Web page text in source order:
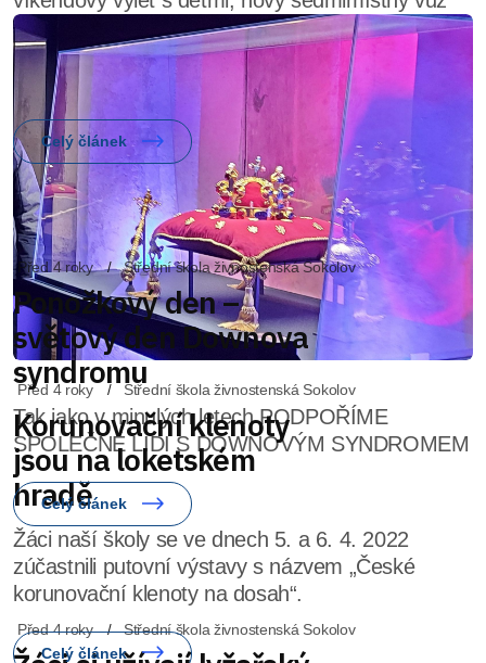
Před 4 roky Střední škola živnostenská Sokolov
Korunovační klenoty
jsou na loketském
hradě
Žáci naší školy se ve dnech 5. a 6. 4. 2022
zúčastnili putovní výstavy s názvem „České
korunovační klenoty na dosah“.
Celý článek